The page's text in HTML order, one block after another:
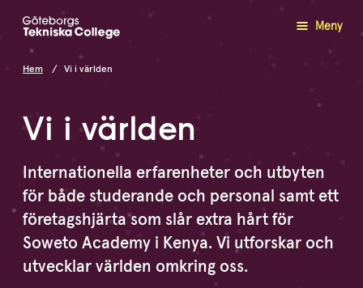
Meny
Hem Vi i världen
Vi i världen
Inter­na­tio­nella erfaren­heter och utbyten
för både studerande och personal samt ett
företags­hjärta som slår extra hårt för
Soweto Academy i Kenya. Vi utforskar och
utvecklar världen omkring oss.